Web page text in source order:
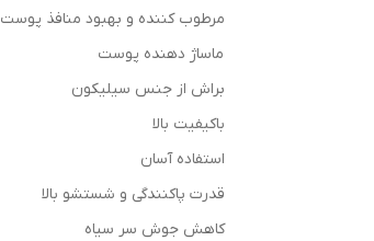
مرطوب کننده و بهبود منافذ پوست
ماساژ دهنده پوست
براش از جنس سیلیکون
باکیفیت بالا
استفاده آسان
قدرت پاکنندگی و شستشو بالا
کاهش جوش سر سیاه